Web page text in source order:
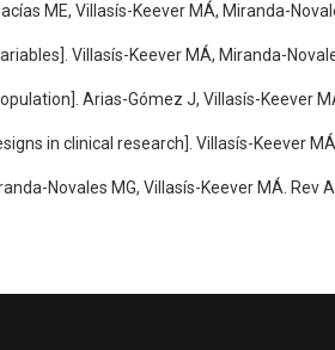
ME, Villasís-Keever MÁ, Miranda-
Villasís-Keever MÁ, Miranda-
Arias-Gómez J, Villasís-Keever
in clinical research]. Villasís-Keever
Novales MG, Villasís-Keever MÁ. Rev